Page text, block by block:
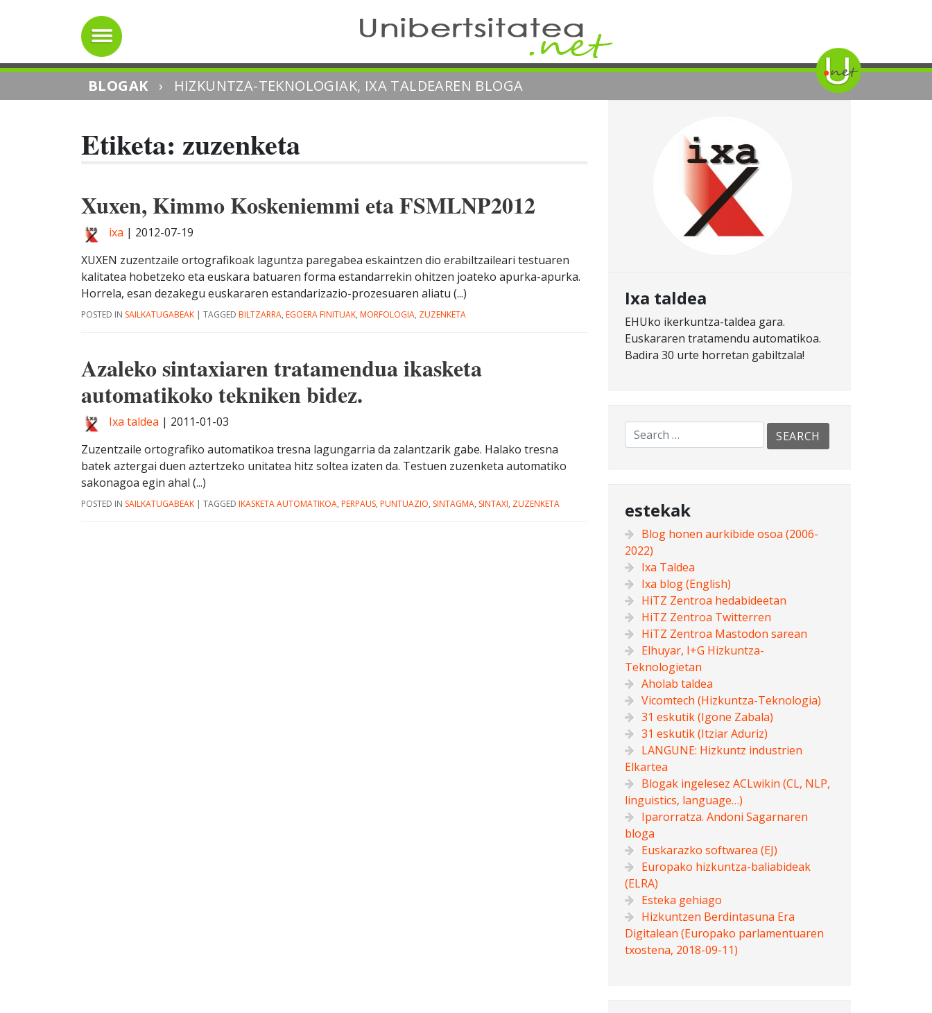
BLOGAK › HIZKUNTZA-TEKNOLOGIAK, IXA TALDEAREN BLOGA
Etiketa: zuzenketa
Xuxen, Kimmo Koskeniemmi eta FSMLNP2012
ixa | 2012-07-19
XUXEN zuzentzaile ortografikoak laguntza paregabea eskaintzen dio erabiltzaileari testuaren
kalitatea hobetzeko eta euskara batuaren forma estandarrekin ohitzen joateko apurka-apurka.
Horrela, esan dezakegu euskararen estandarizazio-prozesuaren aliatu (...)
POSTED IN SAILKATUGABEAK | TAGGED BILTZARRA, EGOERA FINITUAK, MORFOLOGIA, ZUZENKETA
Azaleko sintaxiaren tratamendua ikasketa
automatikoko tekniken bidez.
Ixa taldea | 2011-01-03
Zuzentzaile ortografiko automatikoa tresna lagungarria da zalantzarik gabe. Halako tresna
batek aztergai duen aztertzeko unitatea hitz soltea izaten da. Testuen zuzenketa automatiko
sakonagoa egin ahal (...)
POSTED IN SAILKATUGABEAK | TAGGED IKASKETA AUTOMATIKOA, PERPAUS, PUNTUAZIO, SINTAGMA, SINTAXI, ZUZENKETA
Ixa taldea
EHUko ikerkuntza-taldea gara.
Euskararen tratamendu automatikoa.
Badira 30 urte horretan gabiltzala!
estekak
Blog honen aurkibide osoa (2006-
2022)
Ixa Taldea
Ixa blog (English)
HiTZ Zentroa hedabideetan
HiTZ Zentroa Twitterren
HiTZ Zentroa Mastodon sarean
Elhuyar, I+G Hizkuntza-
Teknologietan
Aholab taldea
Vicomtech (Hizkuntza-Teknologia)
31 eskutik (Igone Zabala)
31 eskutik (Itziar Aduriz)
LANGUNE: Hizkuntz industrien
Elkartea
Blogak ingelesez ACLwikin (CL, NLP,
linguistics, language…)
Iparorratza. Andoni Sagarnaren
bloga
Euskarazko softwarea (EJ)
Europako hizkuntza-baliabideak
(ELRA)
Esteka gehiago
Hizkuntzen Berdintasuna Era
Digitalean (Europako parlamentuaren
txostena, 2018-09-11)